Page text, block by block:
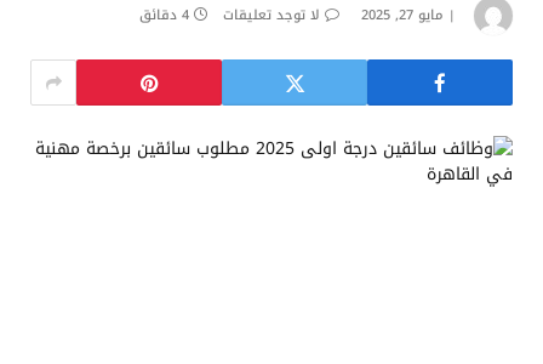
مايو 27, 2025 لا توجد تعليقات 4 دقائق